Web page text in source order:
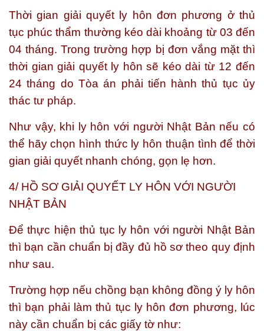
Thời gian giải quyết ly hôn đơn phương ở thủ
tục phúc thẩm thường kéo dài khoảng từ 03 đến
04 tháng. Trong trường hợp bị đơn vắng mặt thì
thời gian giải quyết ly hôn sẽ kéo dài từ 12 đến
24 tháng do Tòa án phải tiến hành thủ tục ủy
thác tư pháp.
Như vậy, khi ly hôn với người Nhật Bản nếu có
thể hãy chọn hình thức ly hôn thuận tình để thời
gian giải quyết nhanh chóng, gọn lẹ hơn.
4/ HỒ SƠ GIẢI QUYẾT LY HÔN VỚI NGƯỜI
NHẬT BẢN
Để thực hiện thủ tục ly hôn với người Nhật Bản
thì bạn cần chuẩn bị đầy đủ hồ sơ theo quy định
như sau.
Trường hợp nếu chồng bạn không đồng ý ly hôn
thì bạn phải làm thủ tục ly hôn đơn phương, lúc
này cần chuẩn bị các giấy tờ như: